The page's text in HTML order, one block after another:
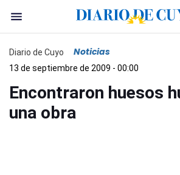
Diario de Cuyo Noticias
13 de septiembre de 2009 - 00:00
Encontraron huesos
una obra